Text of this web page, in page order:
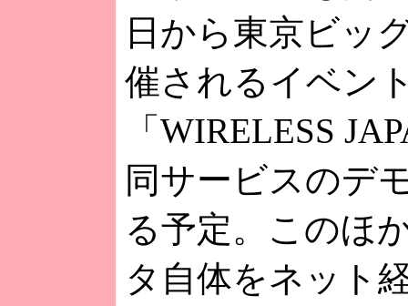
日から東京ビッ
催されるイベン
「WIRELESS
同サービスのデ
る予定。このほ
タ自体をネット